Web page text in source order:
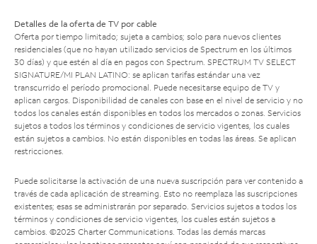
Detalles de la oferta de TV por cable
Oferta por tiempo limitado; sujeta a cambios; solo para nuevos clientes
residenciales (que no hayan utilizado servicios de Spectrum en los últimos
30 días) y que estén al día en pagos con Spectrum. SPECTRUM TV SELECT
SIGNATURE/MI PLAN LATINO: se aplican tarifas estándar una vez
transcurrido el período promocional. Puede necesitarse equipo de TV y
aplican cargos. Disponibilidad de canales con base en el nivel de servicio y no
todos los canales están disponibles en todos los mercados o zonas. Servicios
sujetos a todos los términos y condiciones de servicio vigentes, los cuales
están sujetos a cambios. No están disponibles en todas las áreas. Se aplican
restricciones.
Puede solicitarse la activación de una nueva suscripción para ver contenido a
través de cada aplicación de streaming. Esto no reemplaza las suscripciones
existentes; esas se administrarán por separado. Servicios sujetos a todos los
términos y condiciones de servicio vigentes, los cuales están sujetos a
cambios. ©2025 Charter Communications. Todas las demás marcas